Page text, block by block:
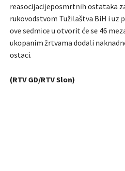
reasocijacijeposmrtnih ostataka
rukovodstvom Tužilaštva BiH i uz
ove sedmice u otvorit će se 46
ukopanim žrtvama dodali
ostaci.
(RTV GD/RTV Slon)